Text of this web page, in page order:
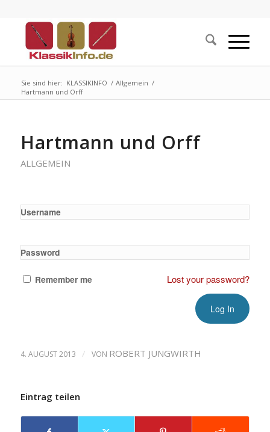
Sie sind hier: KLASSIKINFO / Allgemein /
Hartmann und Orff
Hartmann und Orff
ALLGEMEIN
Username
Password
Remember me Lost your password?
4. AUGUST 2013 / VON ROBERT JUNGWIRTH
Eintrag teilen